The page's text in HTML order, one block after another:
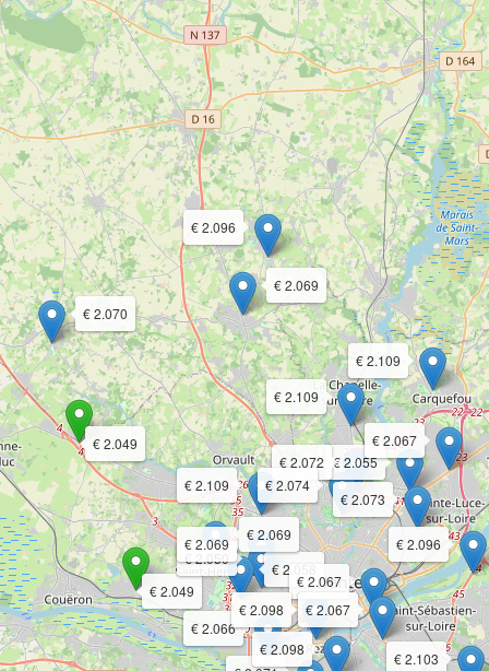
€ 2.049
€ 2.049
€ 2.050
€ 2.055
€ 2.058
€ 2.066
€ 2.067
€ 2.067
€ 2.067
€ 2.069
€ 2.069
€ 2.069
€ 2.070
€ 2.072
€ 2.073
€ 2.074
€ 2.096
€ 2.096
€ 2.098
€ 2.098
€ 2.103
€ 2.109
€ 2.109
€ 2.109